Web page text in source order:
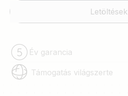
Letöltések
Év garancia
Támogatás világszerte